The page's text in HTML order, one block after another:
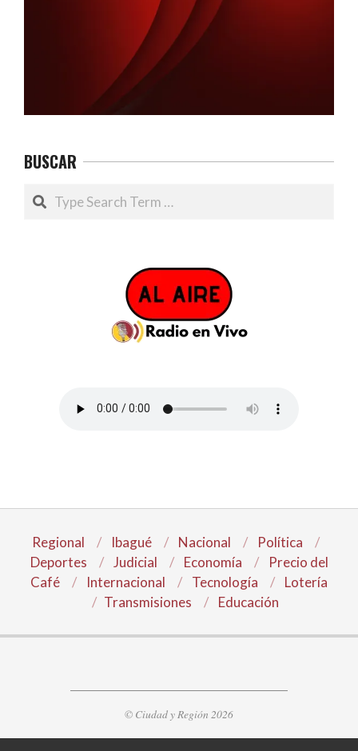
BUSCAR
Search
Regional Ibagué Nacional
Política
Deportes
Judicial Economía
Precio del
Café
Internacional Tecnología
Lotería
Transmisiones
Educación
© Ciudad y Región 2026